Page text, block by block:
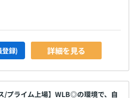
録) 詳細を見る
/プライム上場】WLB◎の環境で、自